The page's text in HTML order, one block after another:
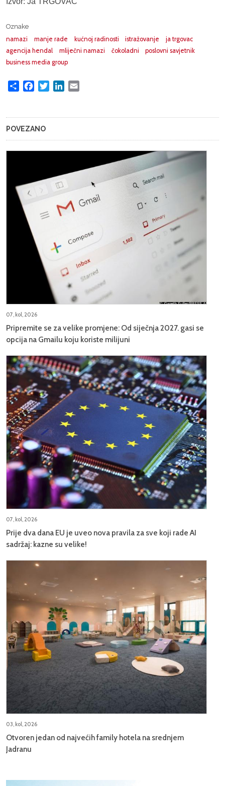
Oznake
namazi
manje rade kućnoj radinosti istražovanje
ja trgovac
agencija hendal
mliječni namazi čokoladni
poslovni savjetnik
business media group
Share FacebookTwitterLinkedIn
POVEZANO
07, kol, 2026
Pripremite se za velike promjene: Od siječnja 2027. gasi se
opcija na Gmailu koju koriste milijuni
07, kol, 2026
Prije dva dana EU je uveo nova pravila za sve koji rade AI
sadržaj: kazne su velike!
03, kol, 2026
Otvoren jedan od najvećih family hotela na srednjem
Jadranu